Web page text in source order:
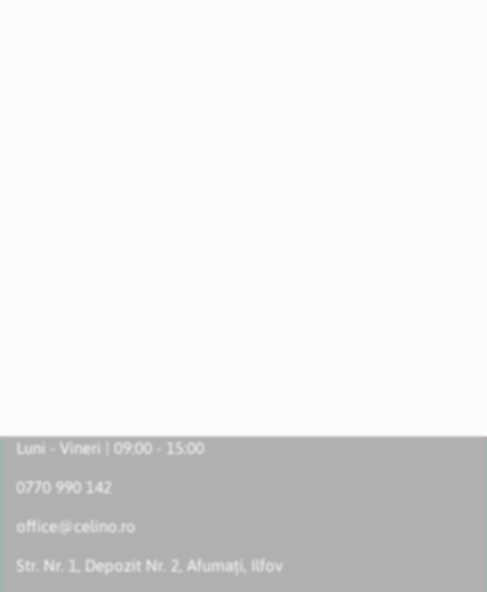
Luni - Vineri | 09:00 - 15:00
0770 990 142
office@celino.ro
Str. Nr. 1, Depozit Nr. 2, Afumați, Ilfov